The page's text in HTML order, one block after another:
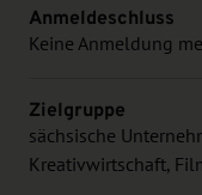
Anmeldeschluss
Keine Anmeldung
Zielgruppe
sächsische
Kreativwirtschaft,